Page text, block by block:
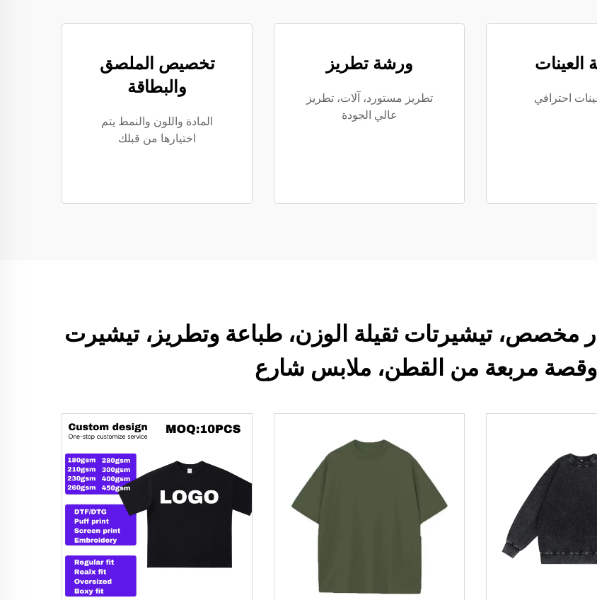
العينات
احترافي
ورشة تطريز
تطريز مستورد، آلات، تطريز
عالي الجودة
تخصيص الملصق
والبطاقة
المادة واللون والنمط يتم
اختيارها من قبلك
مخصص، تيشيرتات ثقيلة الوزن، طباعة وتطريز، تيشيرت
مربعة من القطن، ملابس شارع